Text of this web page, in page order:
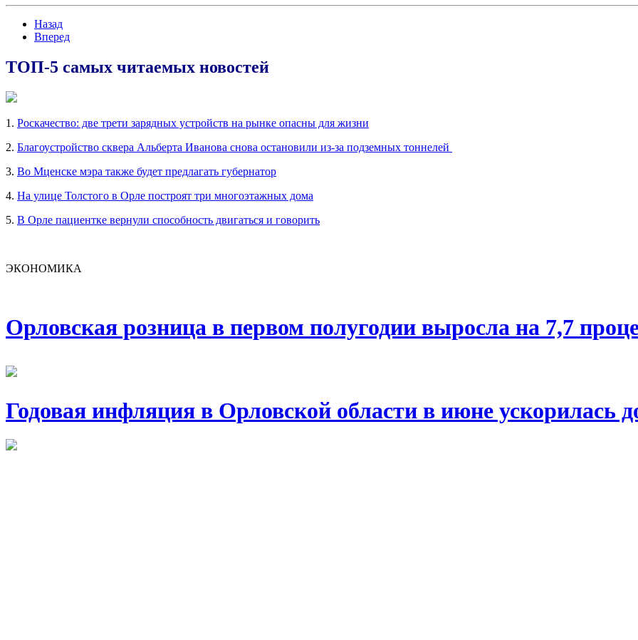
Назад
Вперед
ТОП-5 самых читаемых новостей
1. Роскачество: две трети зарядных устройств на рынке опасны для жизни
2. Благоустройство сквера Альберта Иванова снова остановили из-за подземных тоннелей
3. Во Мценске мэра также будет предлагать губернатор
4. На улице Толстого в Орле построят три многоэтажных дома
5. В Орле пациентке вернули способность двигаться и говорить
ЭКОНОМИКА
Орловская розница в первом полугодии выросла на 7,7
Годовая инфляция в Орловской области в июне ускорилась